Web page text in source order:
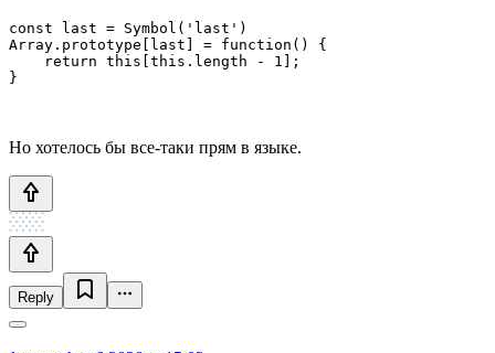
const last = Symbol('last')
Array.prototype[last] = function() {
    return this[this.length - 1];
}
Но хотелось бы все-таки прям в языке.
Reply